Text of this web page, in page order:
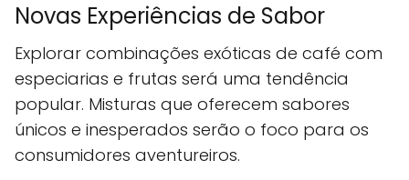
Novas Experiências de Sabor
Explorar combinações exóticas de café com
especiarias e frutas será uma tendência
popular. Misturas que oferecem sabores
únicos e inesperados serão o foco para os
consumidores aventureiros.